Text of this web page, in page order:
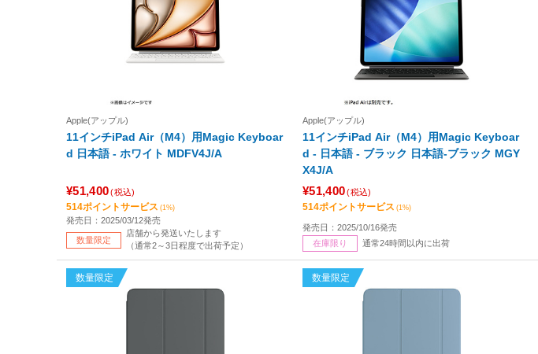
Apple(アップル)
11インチiPad Air（M4）用Magic Keyboar
d 日本語 - ホワイト MDFV4J/A
¥51,400(税込)
514ポイントサービス (1%)
発売日：2025/03/12発売
数量限定
店舗から発送いたします
（通常2～3日程度で出荷予定）
Apple(アップル)
11インチiPad Air（M4）用Magic Keyboar
d - 日本語 - ブラック 日本語-ブラック MGY
X4J/A
¥51,400(税込)
514ポイントサービス (1%)
発売日：2025/10/16発売
在庫限り
通常24時間以内に出荷
数量限定 数量限定